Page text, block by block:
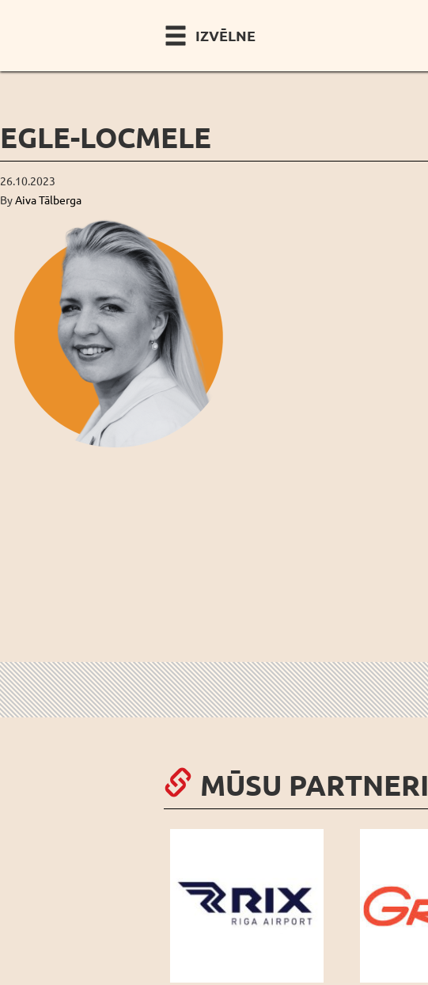
IZVĒLNE
EGLE-LOCMELE
26.10.2023
ByAiva Tālberga
MŪSU PARTNERI